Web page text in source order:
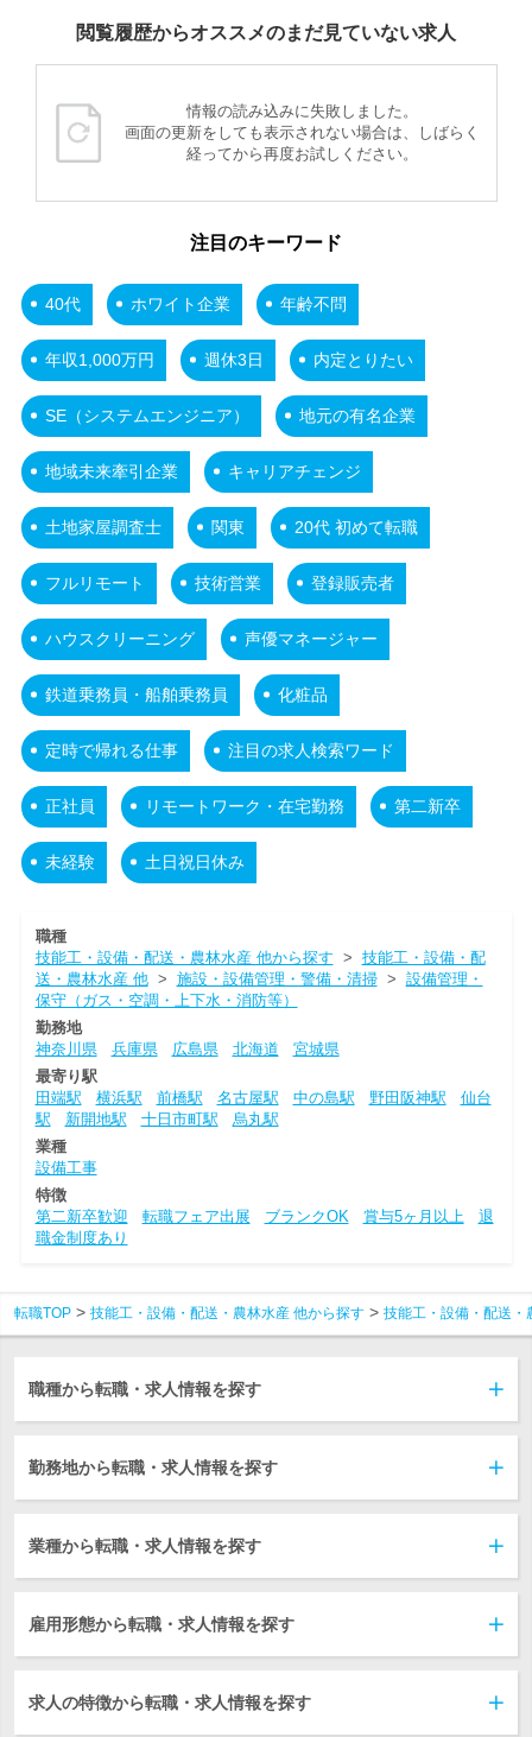
閲覧履歴からオススメのまだ見ていない求人
情報の読み込みに失敗しました。
画面の更新をしても表示されない場合は、しばらく
経ってから再度お試しください。
注目のキーワード
40代 ホワイト企業 年齢不問
年収1,000万円 週休3日 内定とりたい
SE（システムエンジニア） 地元の有名企業
地域未来牽引企業 キャリアチェンジ
土地家屋調査士 関東 20代 初めて転職
フルリモート 技術営業 登録販売者
ハウスクリーニング 声優マネージャー
鉄道乗務員・船舶乗務員 化粧品
定時で帰れる仕事 注目の求人検索ワード
正社員 リモートワーク・在宅勤務 第二新卒
未経験 土日祝日休み
職種
技能工・設備・配送・農林水産 他から探す > 技能工・設備・配
送・農林水産 他> 施設・設備管理・警備・清掃> 設備管理・
保守（ガス・空調・上下水・消防等）
勤務地
神奈川県
兵庫県 広島県 北海道
宮城県
最寄り駅
田端駅
横浜駅 前橋駅 名古屋駅 中の島駅 野田阪神駅
仙台
駅
新開地駅 十日市町駅
烏丸駅
業種
設備工事
特徴
第二新卒歓迎
転職フェア出展 ブランクOK 賞与5ヶ月以上
退
職金制度あり
転職TOP 技能工・設備・配送・農林水産 他から探す 技能工・設備・配送・
職種から転職・求人情報を探す
勤務地から転職・求人情報を探す
業種から転職・求人情報を探す
雇用形態から転職・求人情報を探す
求人の特徴から転職・求人情報を探す